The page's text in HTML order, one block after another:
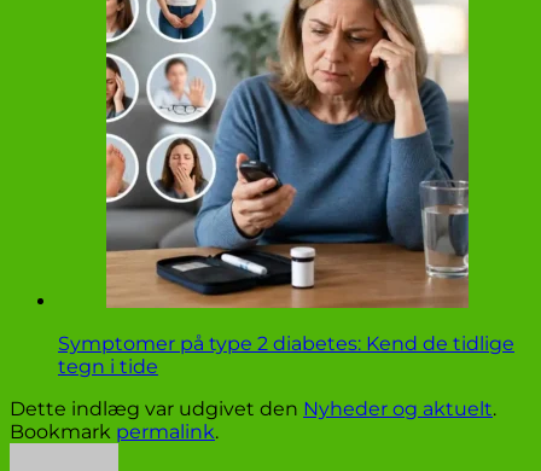
Symptomer på type 2 diabetes: Kend de tidlige
tegn i tide
Dette indlæg var udgivet den Nyheder og aktuelt.
Bookmark permalink.